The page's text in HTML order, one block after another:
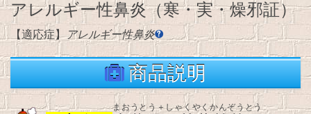
アレルギー性鼻炎（寒・実・燥邪証）
【適応症】アレルギー性鼻炎
商品説明
まおうとう＋しゃくやくかんぞうとう